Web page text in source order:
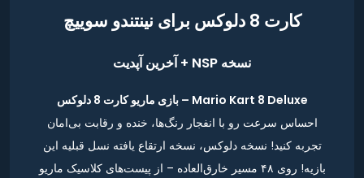
کارت 8 دلوکس برای نینتندو سوییچ
نسخه NSP + آخرین آپدیت
Mario Kart 8 Deluxe – بازی ماریو کارت 8 دلوکس
احساس سرعت رو با انفجار رنگ‌ها، خنده و رقابت بی‌امان
تجربه کنید! نسخه دلوکس، نسخه ارتقاع یافته نسل قبلیه این
بازیه! روی ۴۸ مسیر خارق‌العاده – از پیست‌های کلاسیک ماریو